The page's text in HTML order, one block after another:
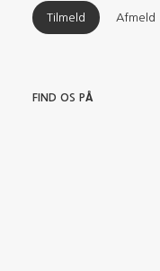
Tilmeld Afmeld
FIND OS PÅ